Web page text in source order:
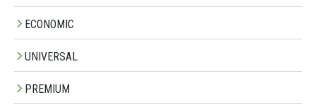
ECONOMIC
UNIVERSAL
PREMIUM